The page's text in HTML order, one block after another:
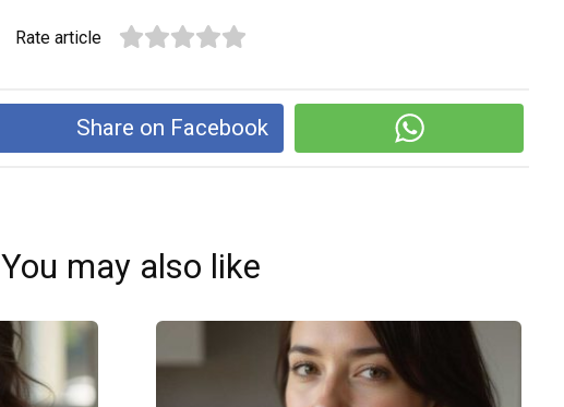
Rate article
Share on Facebook
You may also like